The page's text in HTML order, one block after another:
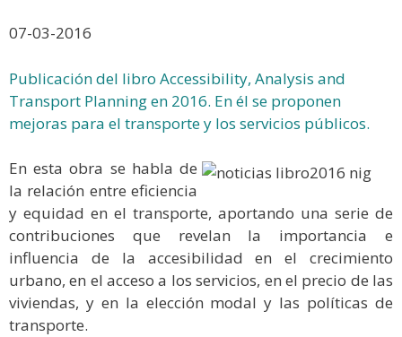
07-03-2016
Publicación del libro Accessibility, Analysis and
Transport Planning en 2016. En él se proponen
mejoras para el transporte y los servicios públicos.
En esta obra se habla de
la relación entre eficiencia
y equidad en el transporte, aportando una serie de
contribuciones que revelan la importancia e
influencia de la accesibilidad en el crecimiento
urbano, en el acceso a los servicios, en el precio de las
viviendas, y en la elección modal y las políticas de
transporte.